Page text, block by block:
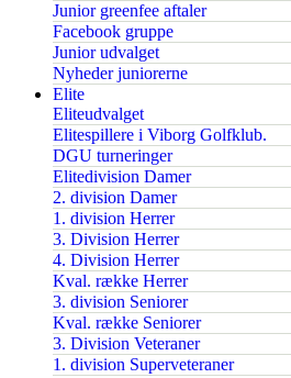
Junior greenfee aftaler
Facebook gruppe
Junior udvalget
Nyheder juniorerne
Elite
Eliteudvalget
Elitespillere i Viborg Golfklub.
DGU turneringer
Elitedivision Damer
2. division Damer
1. division Herrer
3. Division Herrer
4. Division Herrer
Kval. række Herrer
3. division Seniorer
Kval. række Seniorer
3. Division Veteraner
1. division Superveteraner